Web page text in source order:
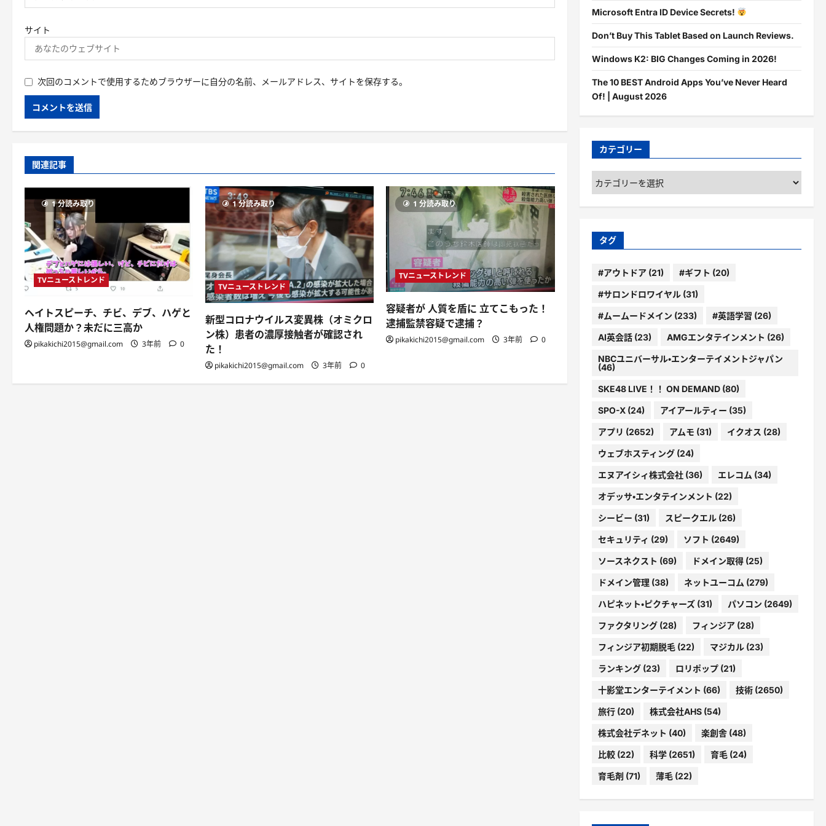
サイト
次回のコメントで使用するためブラウザーに自分の名前、メールアドレス、サイトを保存する。
関連記事
1 分読み取り
TVニューストレンド
ヘイトスピーチ、チビ、デブ、ハゲと
人権問題か？未だに三高か
pikakichi2015@gmail.com 3年前 0
1 分読み取り
TVニューストレンド
新型コロナウイルス変異株（オミクロ
ン株）患者の濃厚接触者が確認され
た！
pikakichi2015@gmail.com 3年前 0
1 分読み取り
TVニューストレンド
容疑者が 人質を盾に 立てこもった！
逮捕監禁容疑で逮捕？
pikakichi2015@gmail.com 3年前 0
Microsoft Entra ID Device Secrets!
Don’t Buy This Tablet Based on Launch Reviews.
Windows K2: BIG Changes Coming in 2026!
The 10 BEST Android Apps You’ve Never Heard
Of! | August 2026
カテゴリー
カ
テ
ゴ
ー
タグ
#アウトドア(21) #ギフト (20)
#サロンドロワイヤル(31)
#ムームードメイン (233) #英語学習 (26)
AI英会話(23) AMGエンタテインメント (26)
NBCユニバーサル・エンターテイメントジャパン
(46)
SKE48 LIVE！！ ON DEMAND(80)
SPO-X(24) アイアールティー (35)
アプリ (2652) アムモ (31) イクオス (28)
ウェブホスティング(24)
エヌアイシィ株式会社(36) エレコム (34)
オデッサ・エンタテインメント (22)
シービー (31) スピークエル(26)
セキュリティ (29) ソフト (2649)
ソースネクスト (69) ドメイン取得(25)
ドメイン管理(38) ネットユーコム (279)
ハピネット・ピクチャーズ(31) パソコン (2649)
ファクタリング(28) フィンジア(28)
フィンジア初期脱毛(22) マジカル(23)
ランキング(23) ロリポップ(21)
十影堂エンターテイメント (66) 技術(2650)
旅行(20) 株式会社AHS(54)
株式会社デネット (40) 楽創舎(48)
比較(22) 科学(2651) 育毛(24)
育毛剤 (71) 薄毛(22)